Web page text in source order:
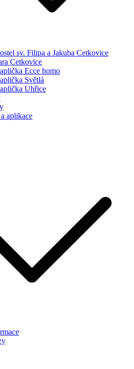
sv. Filipa a Jakuba Cetkovice
Cetkovice
Ecce homo
Světlá
Uhřice
aplikace